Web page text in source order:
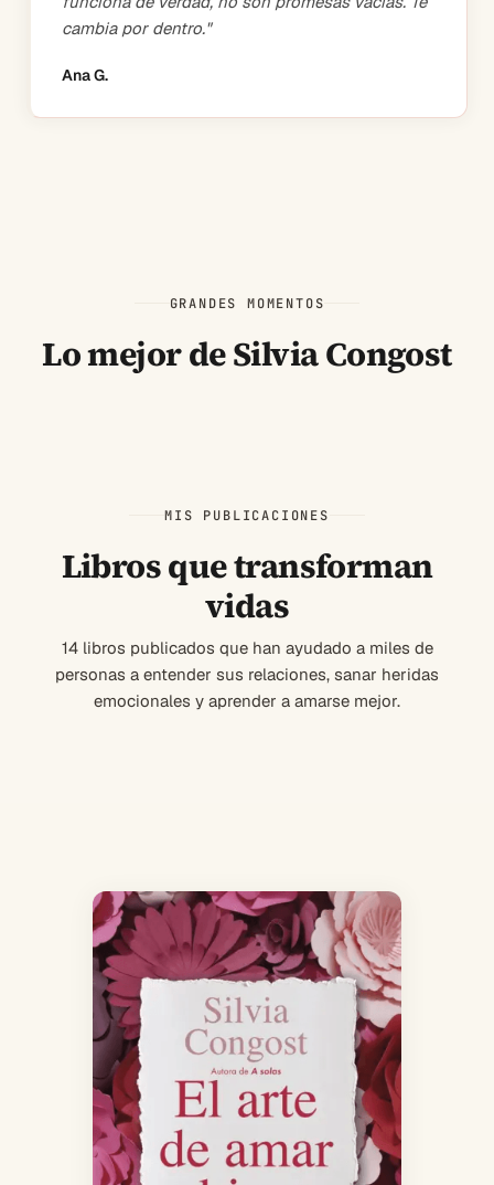
cambia por dentro."
Ana G.
GRANDES MOMENTOS
Lo mejor de Silvia Congost
MIS PUBLICACIONES
Libros que transforman
vidas
14 libros publicados que han ayudado a miles de
personas a entender sus relaciones, sanar heridas
emocionales y aprender a amarse mejor.